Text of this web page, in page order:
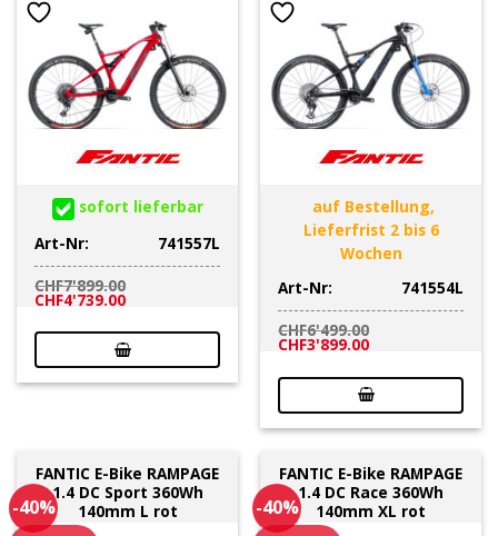
sofort lieferbar
Art-Nr:
741557L
CHF7'899.00
Ursprünglicher
Preis
war:
CHF7'899.00
CHF4'739.00Aktueller
ist:
CHF4'739.00.
auf Bestellung,
Lieferfrist 2 bis 6
Wochen
Art-Nr:
741554L
CHF6'499.00
Ursprünglicher
war:
CHF6'499.00
CHF3'899.00Aktueller
ist:
CHF3'899.00.
-40%
FANTIC E-Bike RAMPAGE
1.4 DC Sport 360Wh
140mm L rot
-40%
FANTIC E-Bike RAMPAGE
1.4 DC Race 360Wh
140mm XL rot